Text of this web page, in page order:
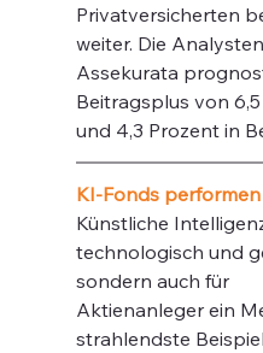
Privatversicherten
weiter. Die
Assekurata
Beitragsplus von
und 4,3 Prozent in
KI-Fonds
Künstliche
technologisch und
sondern auch für
Aktienanleger ein
strahlendste